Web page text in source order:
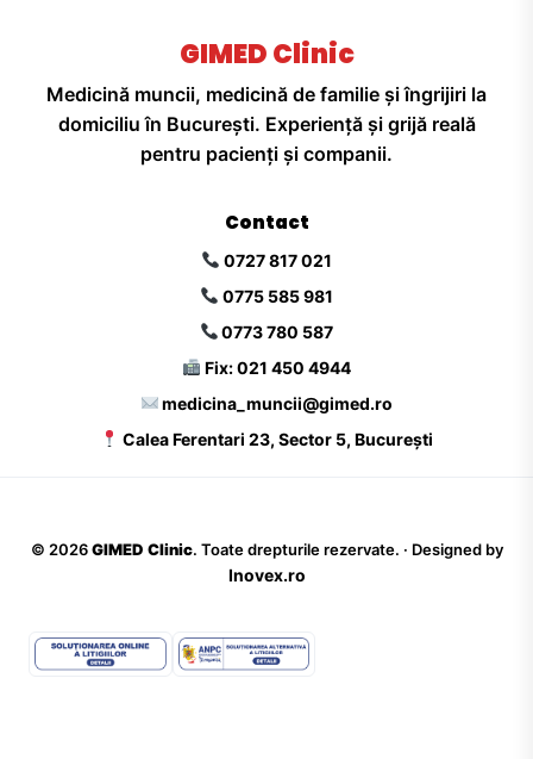
GIMED Clinic
Medicină muncii, medicină de familie și îngrijiri la
domiciliu în București. Experiență și grijă reală
pentru pacienți și companii.
Contact
0727 817 021
0775 585 981
0773 780 587
Fix: 021 450 4944
medicina_muncii@gimed.ro
Calea Ferentari 23, Sector 5, București
© 2026 GIMED Clinic. Toate drepturile rezervate. · Designed by
Inovex.ro